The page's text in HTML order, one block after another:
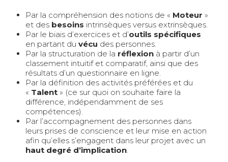
Par la compréhension des notions de « Moteur »
et des besoins intrinsèques versus extrinsèques.
Par le biais d’exercices et d’outils spécifiques
en partant du vécu des personnes.
Par la structuration de la réflexion à partir d’un
classement intuitif et comparatif, ainsi que des
résultats d’un questionnaire en ligne.
Par la définition des activités préférées et du
« Talent » (ce sur quoi on souhaite faire la
différence, indépendamment de ses
compétences).
Par l’accompagnement des personnes dans
leurs prises de conscience et leur mise en action
afin qu’elles s’engagent dans leur projet avec un
haut degré d’implication